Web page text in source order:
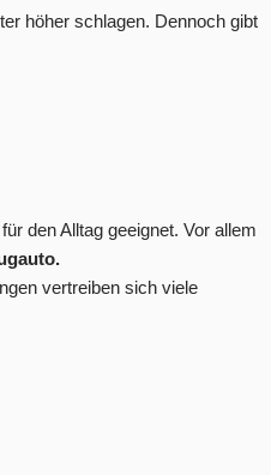
höher schlagen. Dennoch gibt
den Alltag geeignet. Vor allem
vertreiben sich viele